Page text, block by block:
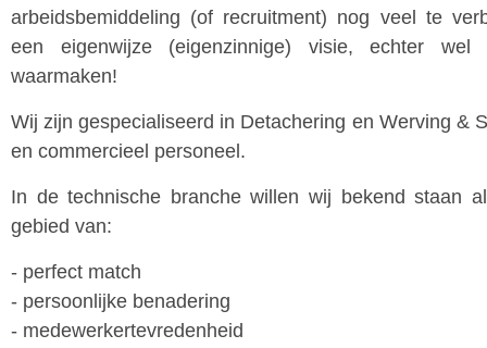
arbeidsbemiddeling (of recruitment) nog veel te
een eigenwijze (eigenzinnige) visie, echter
waarmaken!
Wij zijn gespecialiseerd in Detachering en Werving &
en commercieel personeel.
In de technische branche willen wij bekend staan
gebied van:
- perfect match
- persoonlijke benadering
- medewerkertevredenheid